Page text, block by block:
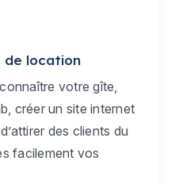
de location
votre gîte,
créer un site internet
des clients du
facilement vos